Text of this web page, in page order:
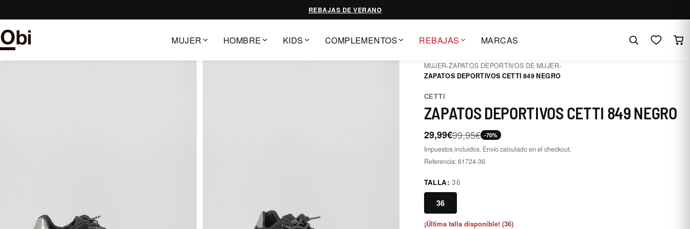
al
contenido
REBAJAS DE VERANO
MUJER HOMBRE KIDS COMPLEMENTOS REBAJAS MARCAS
MUJER›ZAPATOS DEPORTIVOS DE MUJER›
ZAPATOS DEPORTIVOS CETTI 849 NEGRO
CETTI
ZAPATOS DEPORTIVOS CETTI 849 NEGRO
29,99€99,95€ -70%
Impuestos incluidos. Envío calculado en el checkout.
Referencia:61724-36
TALLA:36
36
¡Última talla disponible! (36)